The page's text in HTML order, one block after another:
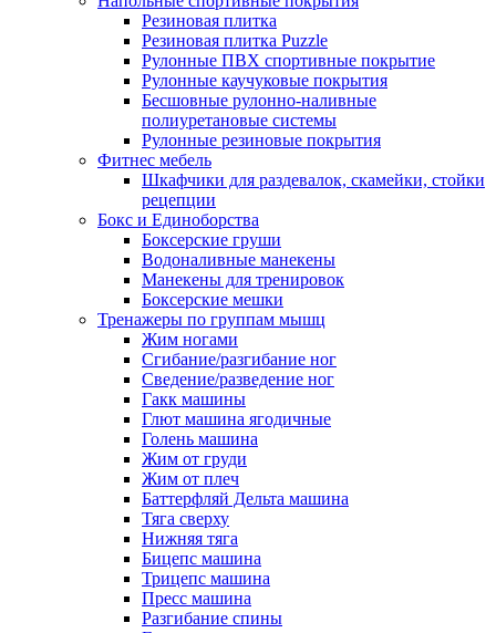
Резиновая плитка
Резиновая плитка Puzzle
Рулонные ПВХ спортивные покрытие
Рулонные каучуковые покрытия
Бесшовные рулонно-наливные
полиуретановые системы
Рулонные резиновые покрытия
Фитнес мебель
Шкафчики для раздевалок, скамейки, стойки
рецепции
Бокс и Единоборства
Боксерские груши
Водоналивные манекены
Манекены для тренировок
Боксерские мешки
Тренажеры по группам мышц
Жим ногами
Сгибание/разгибание ног
Сведение/разведение ног
Гакк машины
Глют машина ягодичные
Голень машина
Жим от груди
Жим от плеч
Баттерфляй Дельта машина
Тяга сверху
Нижняя тяга
Бицепс машина
Трицепс машина
Пресс машина
Разгибание спины